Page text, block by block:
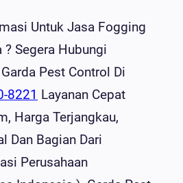
Untuk Jasa Fogging
? Segera Hubungi
Pest Control Di
8221 Layanan Cepat
Harga Terjangkau,
Dan Bagian Dari
Perusahaan